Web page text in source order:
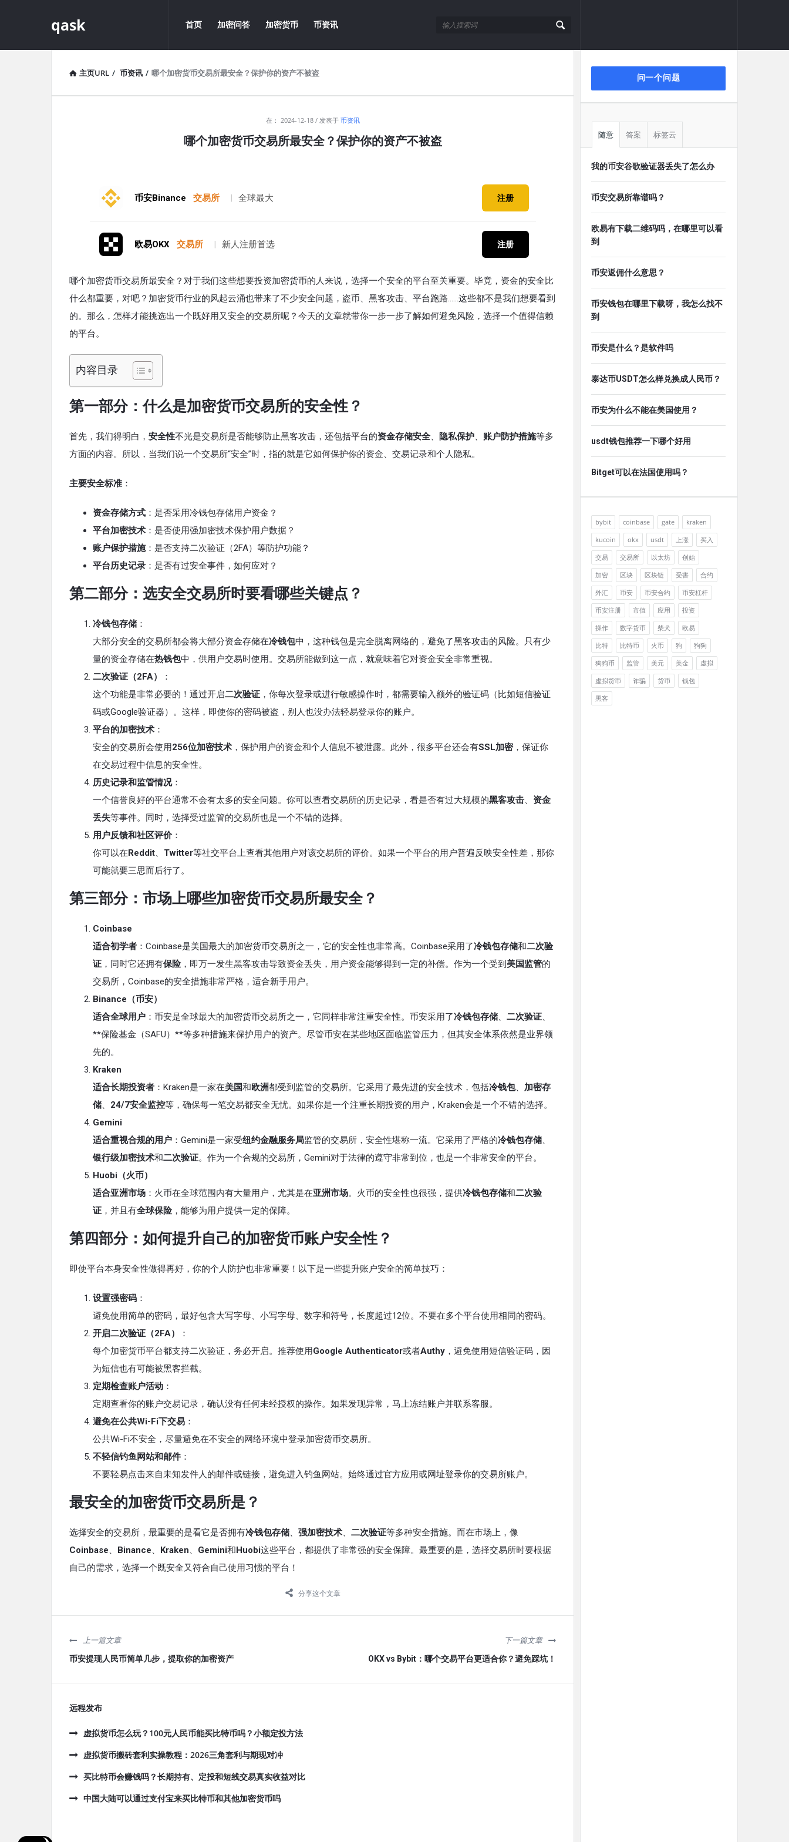
qask
导
航
首页 加密问答 加密货币 币资讯
主页URL / 币资讯 / 哪个加密货币交易所最安全？保护你的资产不被盗
在： 2024-12-18 发表于 币资讯
哪个加密货币交易所最安全？保护你的资产不被盗
币安Binance 交易所 | 全球最大 注册
欧易OKX 交易所 | 新人注册首选 注册
哪个加密货币交易所最安全？对于我们这些想要投资加密货币的人来说，选择一个安全的平台至关重要。毕竟，资金的安全比
什么都重要，对吧？加密货币行业的风起云涌也带来了不少安全问题，盗币、黑客攻击、平台跑路……这些都不是我们想要看到
的。那么，怎样才能挑选出一个既好用又安全的交易所呢？今天的文章就带你一步一步了解如何避免风险，选择一个值得信赖
的平台。
内容目录
第一部分：什么是加密货币交易所的安全性？
首先，我们得明白， 安全性不光是交易所是否能够防止黑客攻击，还包括平台的资金存储安全、 隐私保护、 账户防护措施等多
方面的内容。所以，当我们说一个交易所“安全”时，指的就是它如何保护你的资金、交易记录和个人隐私。
主要安全标准 ：
资金存储方式 ：是否采用冷钱包存储用户资金？
平台加密技术 ：是否使用强加密技术保护用户数据？
账户保护措施：是否支持二次验证（2FA）等防护功能？
平台历史记录 ：是否有过安全事件，如何应对？
第二部分：选安全交易所时要看哪些关键点？
冷钱包存储 ：
大部分安全的交易所都会将大部分资金存储在冷钱包中，这种钱包是完全脱离网络的，避免了黑客攻击的风险。只有少
量的资金存储在热钱包中，供用户交易时使用。交易所能做到这一点，就意味着它对资金安全非常重视。
二次验证（2FA）
：
这个功能是非常必要的！通过开启二次验证 ，你每次登录或进行敏感操作时，都需要输入额外的验证码（比如短信验证
码或Google验证器）。这样，即使你的密码被盗，别人也没办法轻易登录你的账户。
平台的加密技术 ：
安全的交易所会使用256位加密技术 ，保护用户的资金和个人信息不被泄露。此外，很多平台还会有SSL加密，保证你
在交易过程中信息的安全性。
历史记录和监管情况：
一个信誉良好的平台通常不会有太多的安全问题。你可以查看交易所的历史记录，看是否有过大规模的黑客攻击、 资金
丢失等事件。同时，选择受过监管的交易所也是一个不错的选择。
用户反馈和社区评价 ：
你可以在Reddit、 Twitter等社交平台上查看其他用户对该交易所的评价。如果一个平台的用户普遍反映安全性差，那你
可能就要三思而后行了。
第三部分：市场上哪些加密货币交易所最安全？
Coinbase
适合初学者 ：Coinbase是美国最大的加密货币交易所之一，它的安全性也非常高。Coinbase采用了冷钱包存储和二次验
证 ，同时它还拥有保险，即万一发生黑客攻击导致资金丢失，用户资金能够得到一定的补偿。作为一个受到 美国监管的
交易所，Coinbase的安全措施非常严格，适合新手用户。
Binance（币安）
适合全球用户 ：币安是全球最大的加密货币交易所之一，它同样非常注重安全性。币安采用了冷钱包存储、 二次验证、
**保险基金（SAFU）**等多种措施来保护用户的资产。尽管币安在某些地区面临监管压力，但其安全体系依然是业界领
先的。
Kraken
适合长期投资者 ：Kraken是一家在美国和欧洲都受到监管的交易所。它采用了最先进的安全技术，包括冷钱包、 加密存
储、 24/7安全监控等，确保每一笔交易都安全无忧。如果你是一个注重长期投资的用户，Kraken会是一个不错的选择。
Gemini
适合重视合规的用户 ：Gemini是一家受纽约金融服务局监管的交易所，安全性堪称一流。它采用了严格的冷钱包存储、
银行级加密技术和二次验证。作为一个合规的交易所，Gemini对于法律的遵守非常到位，也是一个非常安全的平台。
Huobi（火币）
适合亚洲市场 ：火币在全球范围内有大量用户，尤其是在亚洲市场。火币的安全性也很强，提供冷钱包存储和二次验
证 ，并且有全球保险，能够为用户提供一定的保障。
第四部分：如何提升自己的加密货币账户安全性？
即使平台本身安全性做得再好，你的个人防护也非常重要！以下是一些提升账户安全的简单技巧：
设置强密码 ：
避免使用简单的密码，最好包含大写字母、小写字母、数字和符号，长度超过12位。不要在多个平台使用相同的密码。
开启二次验证（2FA）
：
每个加密货币平台都支持二次验证，务必开启。推荐使用Google Authenticator或者Authy ，避免使用短信验证码，因
为短信也有可能被黑客拦截。
定期检查账户活动 ：
定期查看你的账户交易记录，确认没有任何未经授权的操作。如果发现异常，马上冻结账户并联系客服。
避免在公共Wi-Fi下交易 ：
公共Wi-Fi不安全，尽量避免在不安全的网络环境中登录加密货币交易所。
不轻信钓鱼网站和邮件：
不要轻易点击来自未知发件人的邮件或链接，避免进入钓鱼网站。始终通过官方应用或网址登录你的交易所账户。
最安全的加密货币交易所是？
选择安全的交易所，最重要的是看它是否拥有冷钱包存储、 强加密技术、 二次验证等多种安全措施。而在市场上，像
Coinbase、 Binance、 Kraken、 Gemini和Huobi这些平台，都提供了非常强的安全保障。最重要的是，选择交易所时要根据
自己的需求，选择一个既安全又符合自己使用习惯的平台！
分享这个文章
上一篇文章
币安提现人民币简单几步，提取你的加密资产
下一篇文章
OKX vs Bybit：哪个交易平台更适合你？避免踩坑！
远程发布
虚拟货币怎么玩？100元人民币能买比特币吗？小额定投方法
虚拟货币搬砖套利实操教程：2026三角套利与期现对冲
买比特币会赚钱吗？长期持有、定投和短线交易真实收益对比
中国大陆可以通过支付宝来买比特币和其他加密货币吗
问一个问题
随意 答案 标签云
我的币安谷歌验证器丢失了怎么办
币安交易所靠谱吗？
欧易有下载二维码吗，在哪里可以看
到
币安返佣什么意思？
币安钱包在哪里下载呀，我怎么找不
到
币安是什么？是软件吗
泰达币USDT怎么样兑换成人民币？
币安为什么不能在美国使用？
usdt钱包推荐一下哪个好用
Bitget可以在法国使用吗？
bybit coinbase gate
kraken
kucoin
okx usdt 上涨
买入
交易
交易所 以太坊
创始
加密
区块 区块链 受害
合约
外汇
币安 币安合约
币安杠杆
币安注册
市值 应用
投资
操作
数字货币 柴犬
欧易
比特
比特币 火币 狗
狗狗
狗狗币
监管 美元 美金
虚拟
虚拟货币
诈骗 货币
钱包
黑客